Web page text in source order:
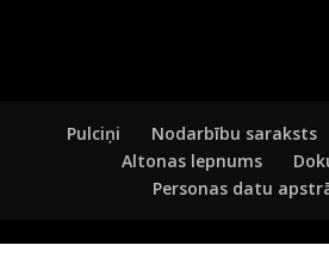
Pulciņi Nodarbību saraksts
Altonas lepnums
Personas datu